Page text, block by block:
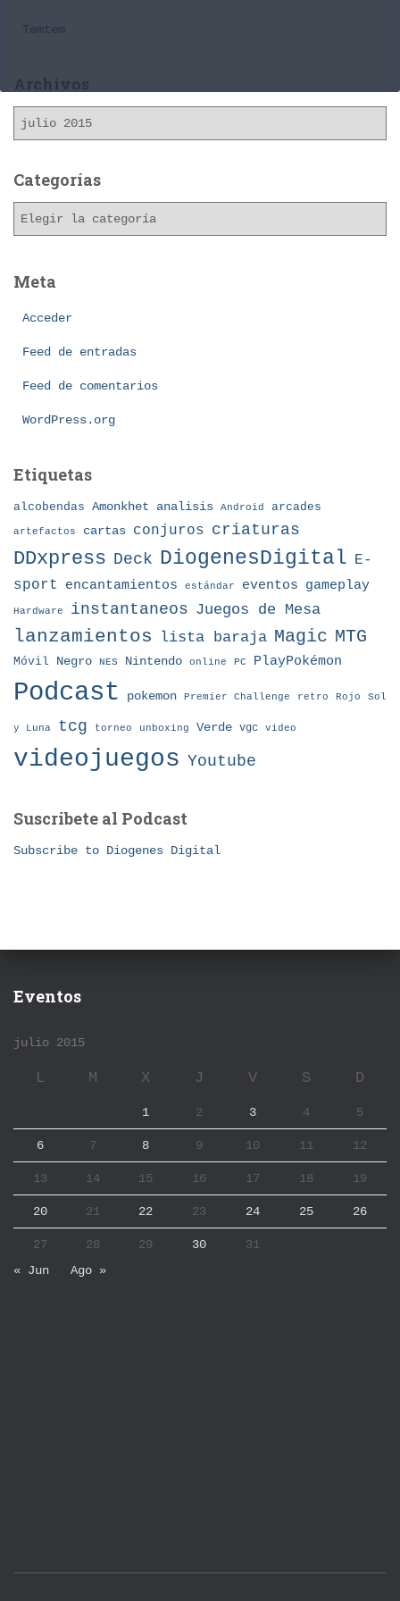
Temtem
Archivos
h
o
Categorías
g
Meta
Acceder
Feed de entradas
Feed de comentarios
WordPress.org
Etiquetas
alcobendas Amonkhet analisis Android arcades
artefactos cartas conjuros criaturas
DDxpress Deck DiogenesDigital E-
sport
encantamientos estándar eventos gameplay
Hardware instantaneos Juegos de Mesa
lanzamientos lista baraja Magic MTG
Móvil Negro NES Nintendo online PC PlayPokémon
Podcast pokemon Premier Challenge retro Rojo Sol
y Luna tcg torneo unboxing Verde vgc video
videojuegos Youtube
Suscribete al Podcast
Subscribe to Diogenes Digital
Eventos
julio 2015
L M X J V S D
1 2 3 4 5
6 7 8 9 10 11 12
13 14 15 16 17 18 19
20 21 22 23 24 25 26
27 28 29 30
31
« Jun
Ago »